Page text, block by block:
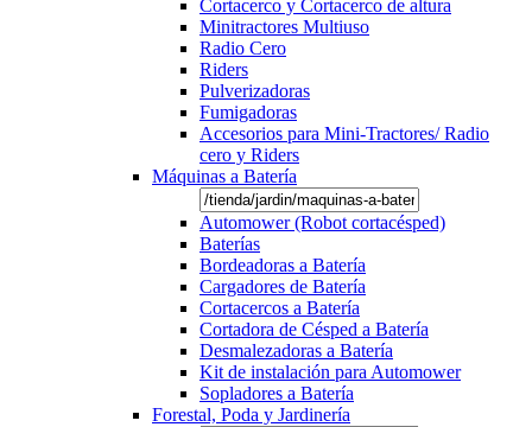
Cortacerco y Cortacerco de altura
Minitractores Multiuso
Radio Cero
Riders
Pulverizadoras
Fumigadoras
Accesorios para Mini-Tractores/ Radio
cero y Riders
Máquinas a Batería
Automower (Robot cortacésped)
Baterías
Bordeadoras a Batería
Cargadores de Batería
Cortacercos a Batería
Cortadora de Césped a Batería
Desmalezadoras a Batería
Kit de instalación para Automower
Sopladores a Batería
Forestal, Poda y Jardinería